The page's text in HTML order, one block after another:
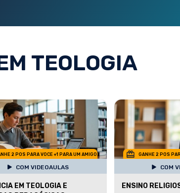
TEOLOGIA
2 POS PARA VOCE +1 PARA UM AMIGO
COM VIDEOAULAS
EM TEOLOGIA E
GANHE 2 POS
COM
ENSINO